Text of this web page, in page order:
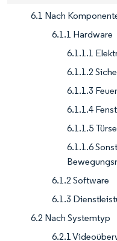
6.1 Nach
6.1.1 Hardware
6.1.1.1
6.1.1.2
6.1.1.3
6.1.1.4
6.1.1.5
6.1.1.6
6.1.2 Software
6.1.3
6.2 Nach Systemtyp
6.2.1